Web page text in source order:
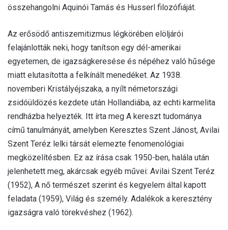
összehangolni Aquinói Tamás és Husserl filozófiáját.
Az erősödő antiszemitizmus légkörében elöljárói
felajánlották neki, hogy tanítson egy dél-amerikai
egyetemen, de igazságkeresése és népéhez való hűsége
miatt elutasította a felkínált menedéket. Az 1938.
novemberi Kristályéjszaka, a nyílt németországi
zsidóüldözés kezdete után Hollandiába, az echti karmelita
rendházba helyezték. Itt írta meg A kereszt tudománya
című tanulmányát, amelyben Keresztes Szent Jánost, Avilai
Szent Teréz lelki társát elemezte fenomenológiai
megközelítésben. Ez az írása csak 1950-ben, halála után
jelenhetett meg, akárcsak egyéb művei: Avilai Szent Teréz
(1952), A nő természet szerint és kegyelem által kapott
feladata (1959), Világ és személy. Adalékok a keresztény
igazságra való törekvéshez (1962).